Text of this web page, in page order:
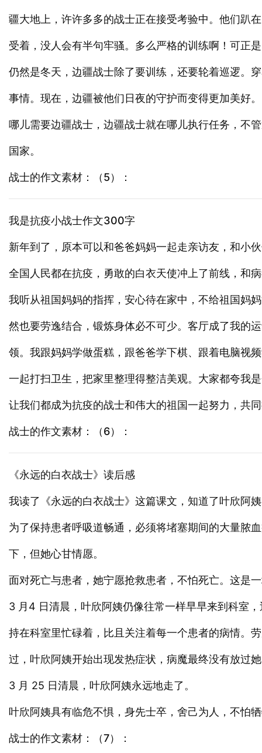
疆大地上，许许多多的战士正在接受考验中。他们趴
受着，没人会有半句牢骚。多么严格的训练啊！可正
仍然是冬天，边疆战士除了要训练，还要轮着巡逻。
事情。现在，边疆被他们日夜的守护而变得更加美好。
哪儿需要边疆战士，边疆战士就在哪儿执行任务，不
国家。
战士的作文素材：（5）：
我是抗疫小战士作文300字
新年到了，原本可以和爸爸妈妈一起走亲访友，和小
全国人民都在抗疫，勇敢的白衣天使冲上了前线，和
我听从祖国妈妈的指挥，安心待在家中，不给祖国妈
然也要劳逸结合，锻炼身体必不可少。客厅成了我的
领。我跟妈妈学做蛋糕，跟爸爸学下棋、跟着电脑视
一起打扫卫生，把家里整理得整洁美观。大家都夸我
让我们都成为抗疫的战士和伟大的祖国一起努力，共
战士的作文素材：（6）：
《永远的白衣战士》读后感
我读了《永远的白衣战士》这篇课文，知道了叶欣阿
为了保持患者呼吸道畅通，必须将堵塞期间的大量脓
下，但她心甘情愿。
面对死亡与患者，她宁愿抢救患者，不怕死亡。这是
3 月4 日清晨，叶欣阿姨仍像往常一样早早来到科室
持在科室里忙碌着，比且关注着每一个患者的病情。
过，叶欣阿姨开始出现发热症状，病魔最终没有放过
3 月 25 日清晨，叶欣阿姨永远地走了。
叶欣阿姨具有临危不惧，身先士卒，舍己为人，不怕
战士的作文素材：（7）：